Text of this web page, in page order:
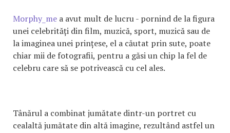
Morphy_me a avut mult de lucru - pornind de la figura
unei celebrități din film, muzică, sport, muzică sau de
la imaginea unei prințese, el a căutat prin sute, poate
chiar mii de fotografii, pentru a găsi un chip la fel de
celebru care să se potrivească cu cel ales.
Tânărul a combinat jumătate dintr-un portret cu
cealaltă jumătate din altă imagine, rezultând astfel un